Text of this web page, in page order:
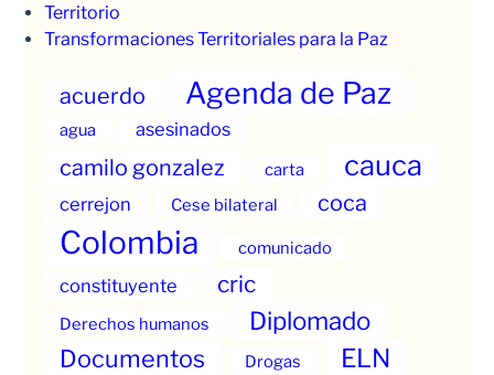
Territorio
Transformaciones Territoriales para la Paz
acuerdo Agenda de Paz
agua asesinados
camilo gonzalez carta cauca
cerrejon Cese bilateral coca
Colombia comunicado
constituyente cric
Derechos humanos Diplomado
Documentos Drogas ELN